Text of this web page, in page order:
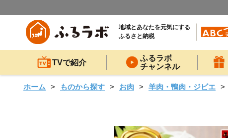
地域とあなたを元気にする
ふるさと納税
TVで紹介
ふるラボ
チャンネル
ホーム ものから探す お肉 羊肉・鴨肉・ジビエ